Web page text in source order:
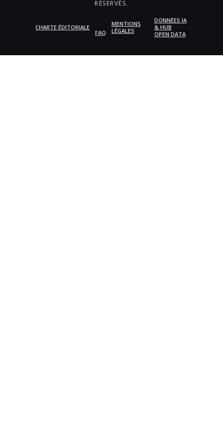
RÉSERVÉS.
CHARTE ÉDITORIALE
FAQ
MENTIONS
LÉGALES
DONNÉES IA
& HUB
OPEN DATA